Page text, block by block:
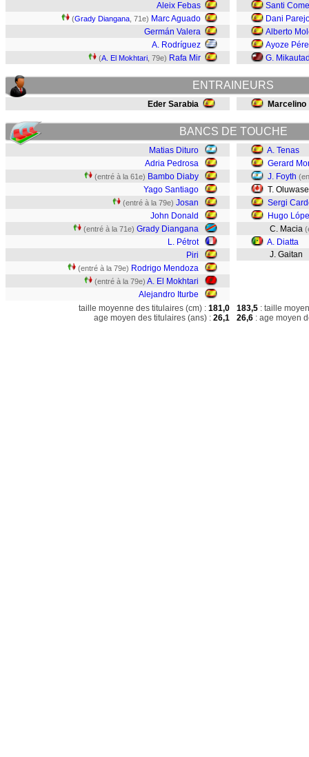
Aleix Febas
(Grady Diangana , 71e) Marc Aguado
Germán Valera
A. Rodríguez
(A. El Mokhtari , 79e) Rafa Mir
Santi
Dani
Alberto
Ayoze
G.
ENTRAINEURS
Eder Sarabia Marcelino
BANCS DE TOUCHE
Matias Dituro
Adria Pedrosa
(entré à la 61e) Bambo Diaby
Yago Santiago
(entré à la 79e) Josan
John Donald
(entré à la 71e) Grady Diangana
L. Pétrot
Piri
(entré à la 79e) Rodrigo Mendoza
(entré à la 79e) A. El Mokhtari
Alejandro Iturbe
A. Tenas
Gerard
J. Foyth
T.
Sergi
Hugo
C. Macia
A. Diatta
J. Gaitan
taille moyenne des titulaires (cm) : 181,0
age moyen des titulaires (ans) : 26,1
183,5 : taille
26,6 : age moyen